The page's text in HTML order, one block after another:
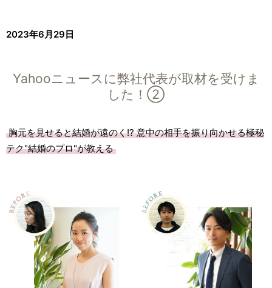
2023年6月29日
Yahooニュースに弊社代表が取材を受けま
した！②
胸元を見せると結婚が遠のく!? 意中の相手を振り向かせる極秘
テク"結婚のプロ"が教える